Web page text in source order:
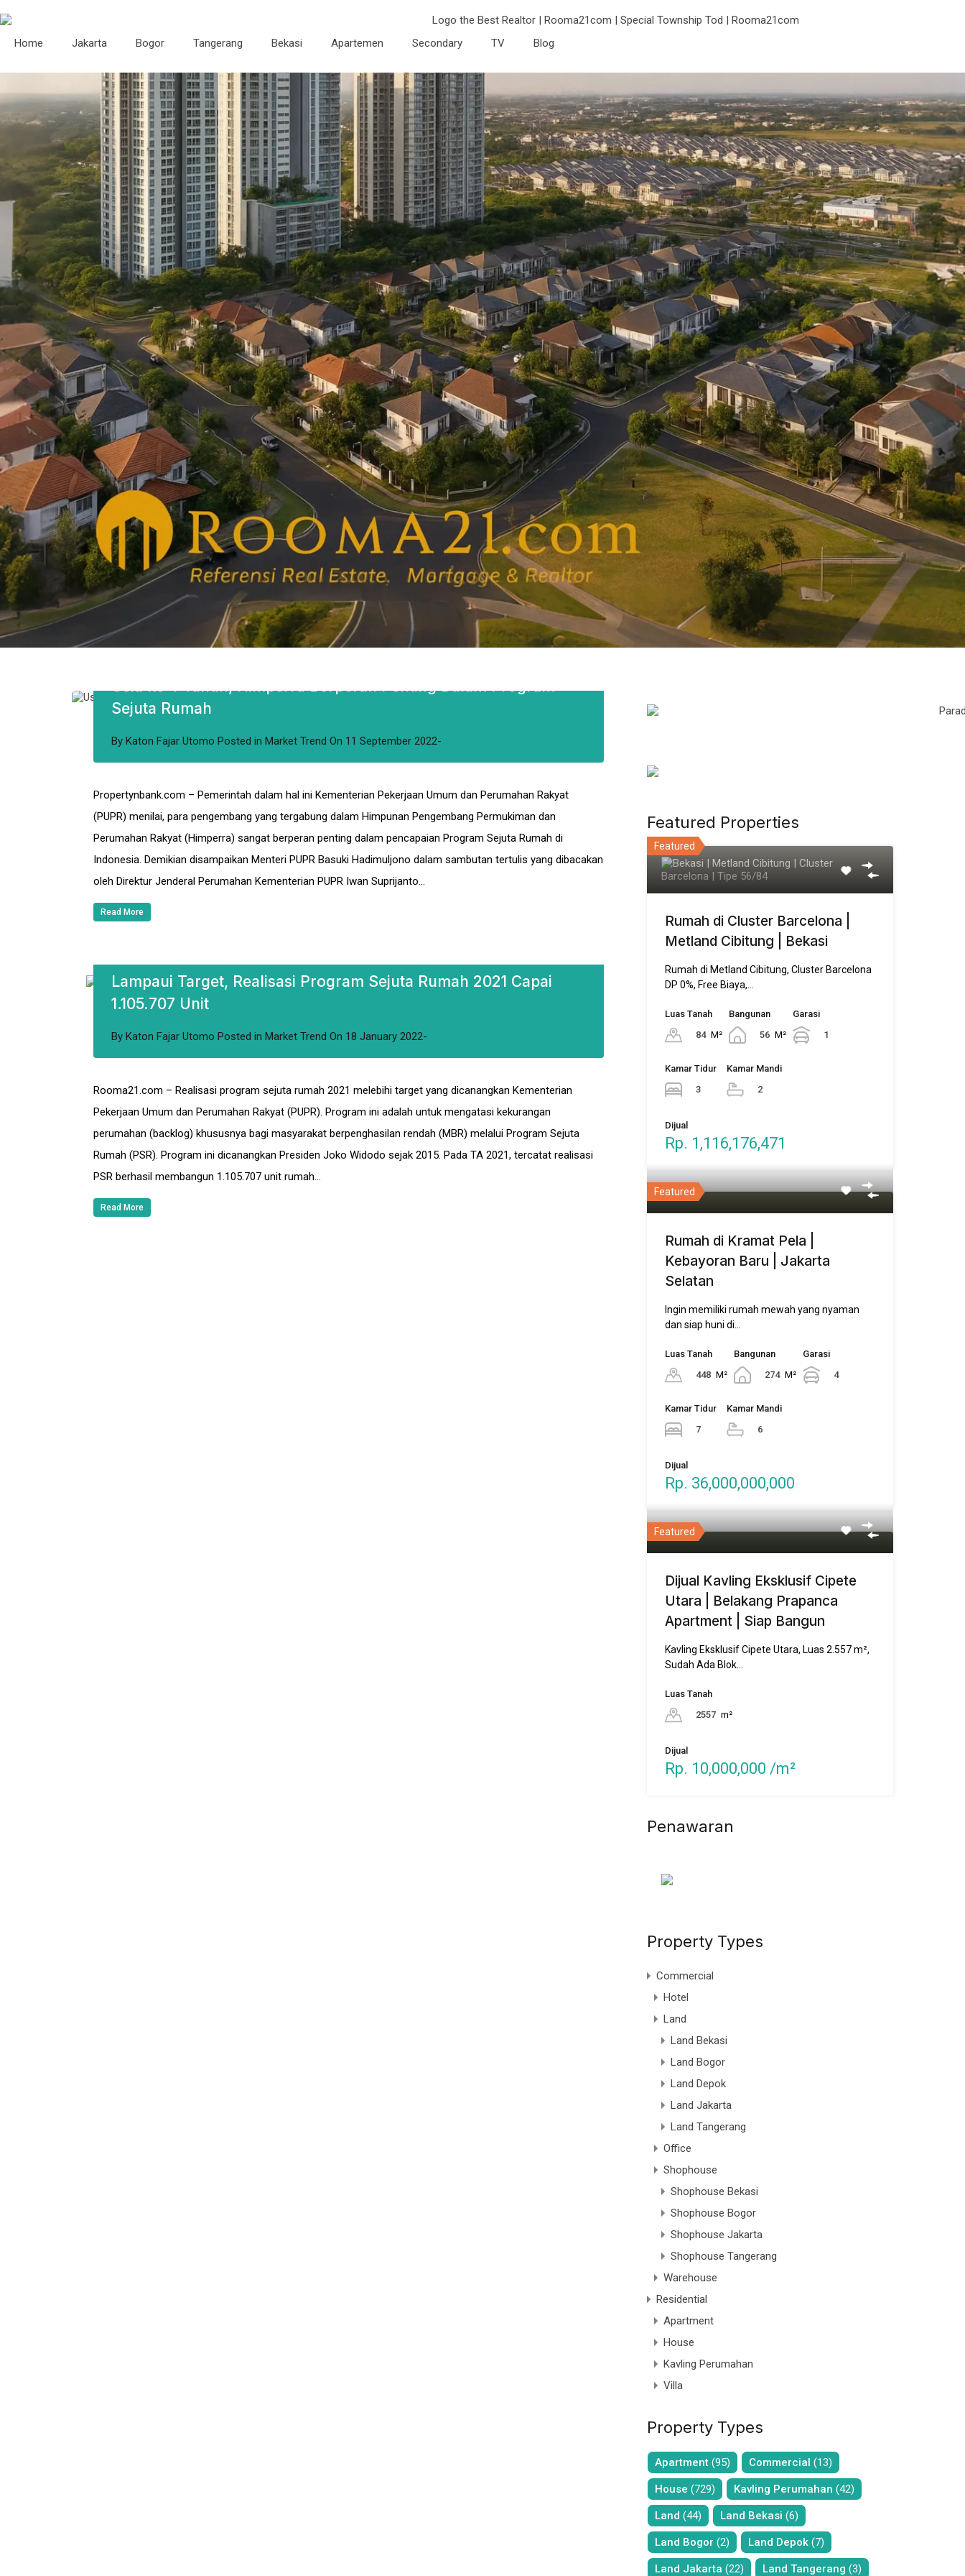
Home Jakarta Bogor Tangerang Bekasi Apartemen Secondary TV Blog
Usia ke 4 Tahun, Himperra Berperan Penting Dalam Program
Sejuta Rumah
By Katon Fajar Utomo Posted in Market Trend On 11 September 2022
Propertynbank.com – Pemerintah dalam hal ini Kementerian Pekerjaan Umum dan Perumahan Rakyat
(PUPR) menilai, para pengembang yang tergabung dalam Himpunan Pengembang Permukiman dan
Perumahan Rakyat (Himperra) sangat berperan penting dalam pencapaian Program Sejuta Rumah di
Indonesia. Demikian disampaikan Menteri PUPR Basuki Hadimuljono dalam sambutan tertulis yang dibacakan
oleh Direktur Jenderal Perumahan Kementerian PUPR Iwan Suprijanto…
Read More
Lampaui Target, Realisasi Program Sejuta Rumah 2021 Capai
1.105.707 Unit
By Katon Fajar Utomo Posted in Market Trend On 18 January 2022
Rooma21.com – Realisasi program sejuta rumah 2021 melebihi target yang dicanangkan Kementerian
Pekerjaan Umum dan Perumahan Rakyat (PUPR). Program ini adalah untuk mengatasi kekurangan
perumahan (backlog) khususnya bagi masyarakat berpenghasilan rendah (MBR) melalui Program Sejuta
Rumah (PSR). Program ini dicanangkan Presiden Joko Widodo sejak 2015. Pada TA 2021, tercatat realisasi
PSR berhasil membangun 1.105.707 unit rumah…
Read More
Featured Properties
Featured
Rumah di Cluster Barcelona |
Metland Cibitung | Bekasi
Rumah di Metland Cibitung, Cluster Barcelona
DP 0%, Free Biaya,…
Luas Tanah
84 M²
Bangunan
56 M²
Garasi
1
Kamar Tidur
3
Kamar Mandi
2
Dijual
Rp. 1,116,176,471
Featured
Rumah di Kramat Pela |
Kebayoran Baru | Jakarta
Selatan
Ingin memiliki rumah mewah yang nyaman
dan siap huni di…
Luas Tanah
448 M²
Bangunan
274 M²
Garasi
4
Kamar Tidur
7
Kamar Mandi
6
Dijual
Rp. 36,000,000,000
Featured
Dijual Kavling Eksklusif Cipete
Utara | Belakang Prapanca
Apartment | Siap Bangun
Kavling Eksklusif Cipete Utara, Luas 2.557 m²,
Sudah Ada Blok…
Luas Tanah
2557 m²
Dijual
Rp. 10,000,000 /m²
Penawaran
Property Types
Commercial
Hotel
Land
Land Bekasi
Land Bogor
Land Depok
Land Jakarta
Land Tangerang
Office
Shophouse
Shophouse Bekasi
Shophouse Bogor
Shophouse Jakarta
Shophouse Tangerang
Warehouse
Residential
Apartment
House
Kavling Perumahan
Villa
Property Types
Apartment(95) Commercial (13)
House (729) Kavling Perumahan (42)
Land (44) Land Bekasi (6)
Land Bogor (2) Land Depok(7)
Land Jakarta (22) Land Tangerang (3)